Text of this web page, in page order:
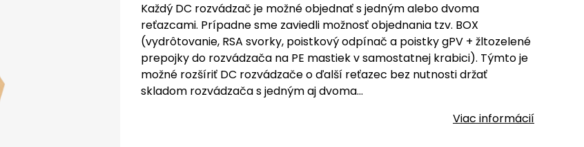
Každý DC rozvádzač je možné objednať s jedným alebo dvoma
reťazcami. Prípadne sme zaviedli možnosť objednania tzv. BOX
(vydrôtovanie, RSA svorky, poistkový odpínač a poistky gPV + žltozelené
prepojky do rozvádzača na PE mastiek v samostatnej krabici). Týmto je
možné rozšíriť DC rozvádzače o ďalší reťazec bez nutnosti držať
skladom rozvádzača s jedným aj dvoma…
Viac informácií